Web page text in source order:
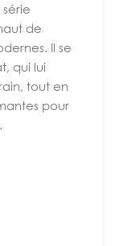
de
Il se
qui lui
tout en
pour